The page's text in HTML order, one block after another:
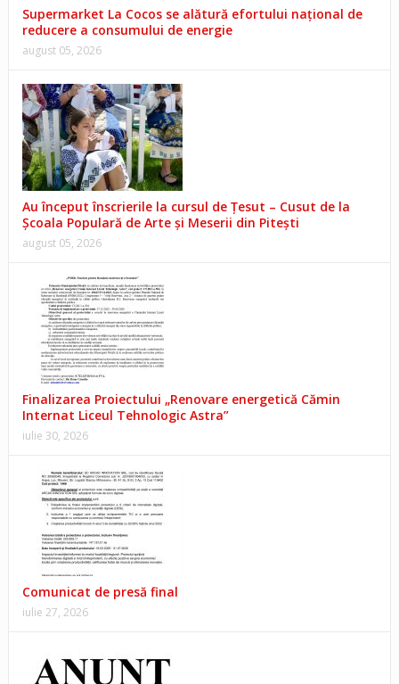
Supermarket La Cocos se alătură efortului național de
reducere a consumului de energie
august 05, 2026
Au început înscrierile la cursul de Țesut – Cusut de la
Școala Populară de Arte și Meserii din Pitești
august 05, 2026
Finalizarea Proiectului „Renovare energetică Cămin
Internat Liceul Tehnologic Astra”
iulie 30, 2026
Comunicat de presă final
iulie 27, 2026